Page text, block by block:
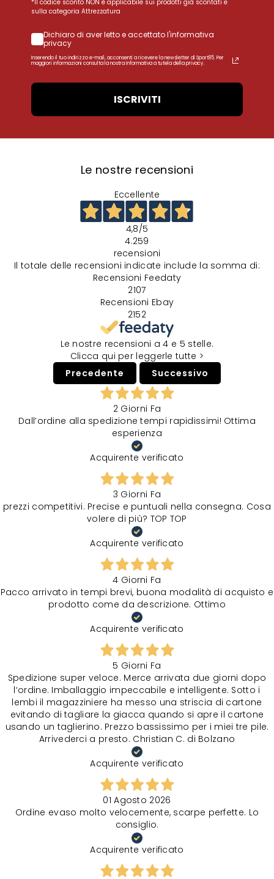
*Il codice sconto NON è applicabile sui prodotti già scontati e
sulla categoria Attrezzatura
Dichiaro di aver letto e accettato l'informativa
privacy
Inserendo il tuo indirizzo e-mail, acconsenti a ricevere la newsletter di Sport85. Per
maggiori informazioni consulta la nostra Informativa a tutela della privacy.
ISCRIVITI
Le nostre recensioni
Eccellente
4,8/5
4.259
recensioni
Il totale delle recensioni indicate include la somma di:
Recensioni Feedaty
2107
Recensioni Ebay
2152
Le nostre recensioni a 4 e 5 stelle.
Clicca qui per leggerle tutte >
Precedente
Successivo
2 Giorni Fa
Dall’ordine alla spedizione tempi rapidissimi! Ottima
esperienza
Acquirente verificato
3 Giorni Fa
prezzi competitivi. Precise e puntuali nella consegna. Cosa
volere di più? TOP TOP
Acquirente verificato
4 Giorni Fa
Pacco arrivato in tempi brevi, buona modalità di acquisto e
prodotto come da descrizione. Ottimo
Acquirente verificato
5 Giorni Fa
Spedizione super veloce. Merce arrivata due giorni dopo
l‘ordine. Imballaggio impeccabile e intelligente. Sotto i
lembi il magazziniere ha messo una striscia di cartone
evitando di tagliare la giacca quando si apre il cartone
usando un taglierino. Prezzo bassissimo per i miei tre pile.
Arrivederci a presto. Christian C. di Bolzano
Acquirente verificato
01 Agosto 2026
Ordine evaso molto velocemente, scarpe perfette. Lo
consiglio.
Acquirente verificato